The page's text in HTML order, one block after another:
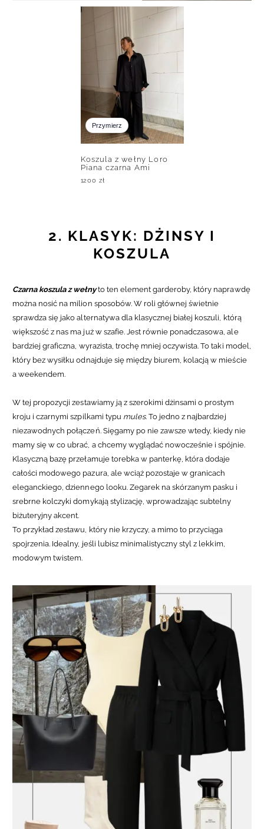
Przymierz
Koszula z wełny Loro
Piana czarna Ami
1200 zł
2. KLASYK: DŻINSY I
KOSZULA
Czarna koszula z wełnyto ten element garderoby, który naprawdę
można nosić na milion sposobów. W roli głównej świetnie
sprawdza się jako alternatywa dla klasycznej białej koszuli, którą
większość z nas ma już w szafie. Jest równie ponadczasowa, ale
bardziej graficzna, wyrazista, trochę mniej oczywista. To taki model,
który bez wysiłku odnajduje się między biurem, kolacją w mieście
a weekendem.
W tej propozycji zestawiamy ją z szerokimi dżinsami o prostym
kroju i czarnymi szpilkami typu mules. To jedno z najbardziej
niezawodnych połączeń. Sięgamy po nie zawsze wtedy, kiedy nie
mamy się w co ubrać, a chcemy wyglądać nowocześnie i spójnie.
Klasyczną bazę przełamuje torebka w panterkę, która dodaje
całości modowego pazura, ale wciąż pozostaje w granicach
eleganckiego, dziennego looku. Zegarek na skórzanym pasku i
srebrne kolczyki domykają stylizację, wprowadzając subtelny
biżuteryjny akcent.
To przykład zestawu, który nie krzyczy, a mimo to przyciąga
spojrzenia. Idealny, jeśli lubisz minimalistyczny styl z lekkim,
modowym twistem.